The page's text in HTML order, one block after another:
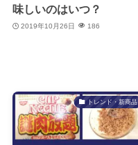
味しいのはいつ？
2019年10月26日 186
トレンド・新商品